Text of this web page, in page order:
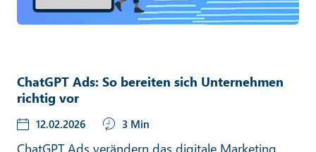
ChatGPT Ads: So bereiten sich Unternehmen
richtig vor
12.02.2026 3 Min
ChatGPT Ads verändern das digitale Marketing